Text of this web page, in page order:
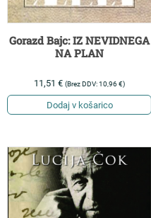
Gorazd Bajc: IZ NEVIDNEGA
NA PLAN
11,51€ (Brez DDV:10,96€)
Dodaj v košarico